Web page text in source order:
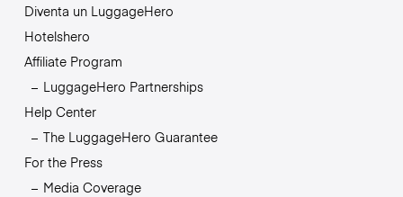
Diventa un LuggageHero
Hotelshero
Affiliate Program
LuggageHero Partnerships
Help Center
The LuggageHero Guarantee
For the Press
Media Coverage